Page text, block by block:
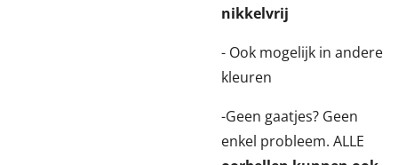
nikkelvrij
- Ook mogelijk in andere
kleuren
-Geen gaatjes? Geen
enkel probleem. ALLE